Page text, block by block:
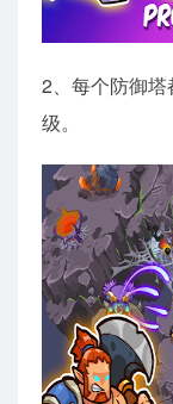
2、每个防御
级。